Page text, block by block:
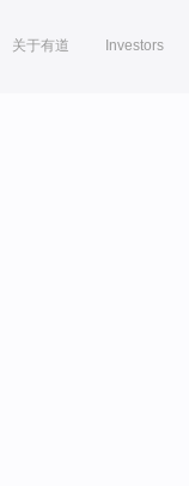
关于有道 Investors